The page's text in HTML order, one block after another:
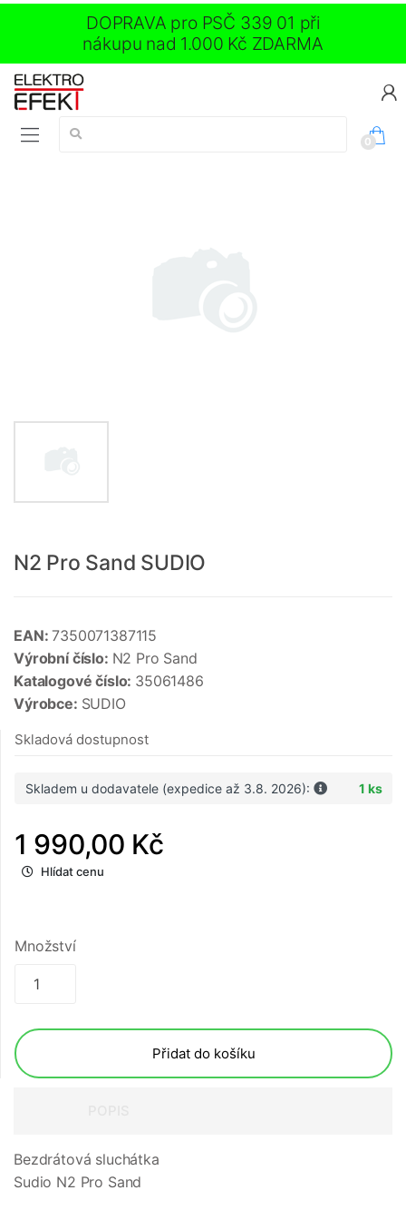
DOPRAVA pro PSČ 339 01 při
nákupu nad 1.000 Kč ZDARMA
Vyhledávání:
0
N2 Pro Sand SUDIO
EAN: 7350071387115
Výrobní číslo: N2 Pro Sand
Katalogové číslo: 35061486
Výrobce: SUDIO
Skladová dostupnost
Skladem u dodavatele (expedice až 3.8. 2026): 1 ks
1 990,00 Kč
Hlídat cenu
Množství
Přidat do košíku
Bezdrátová sluchátka
Sudio N2 Pro Sand